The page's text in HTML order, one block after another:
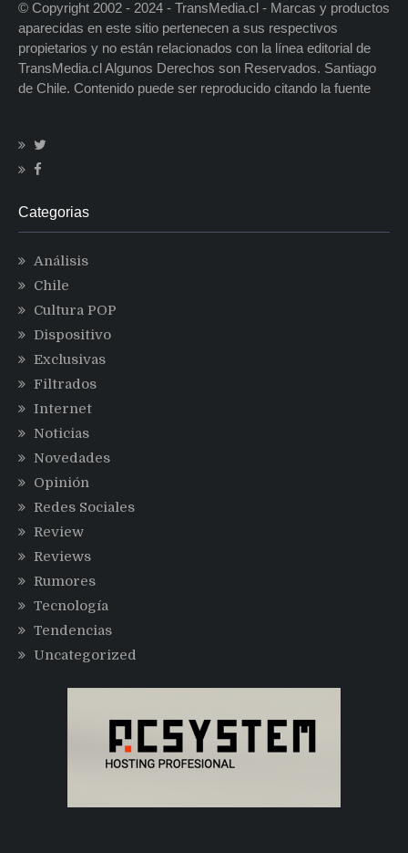
© Copyright 2002 - 2024 - TransMedia.cl - Marcas y productos
aparecidas en este sitio pertenecen a sus respectivos
propietarios y no están relacionados con la línea editorial de
TransMedia.cl Algunos Derechos son Reservados. Santiago
de Chile. Contenido puede ser reproducido citando la fuente
Categorias
Análisis
Chile
Cultura POP
Dispositivo
Exclusivas
Filtrados
Internet
Noticias
Novedades
Opinión
Redes Sociales
Review
Reviews
Rumores
Tecnología
Tendencias
Uncategorized